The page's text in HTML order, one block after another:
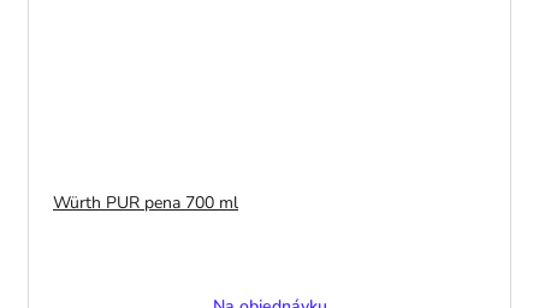
Würth PUR pena 700 ml